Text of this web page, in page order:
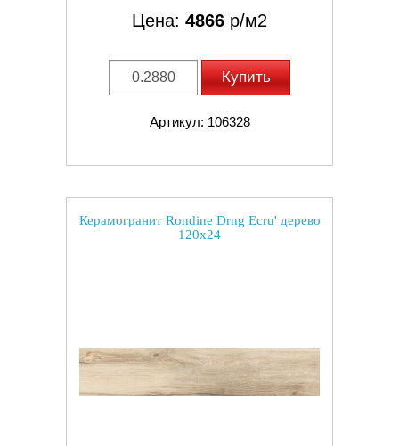
Цена: 4866 р/м2
Купить
Артикул: 106328
Керамогранит Rondine Drng Ecru' дерево
120x24